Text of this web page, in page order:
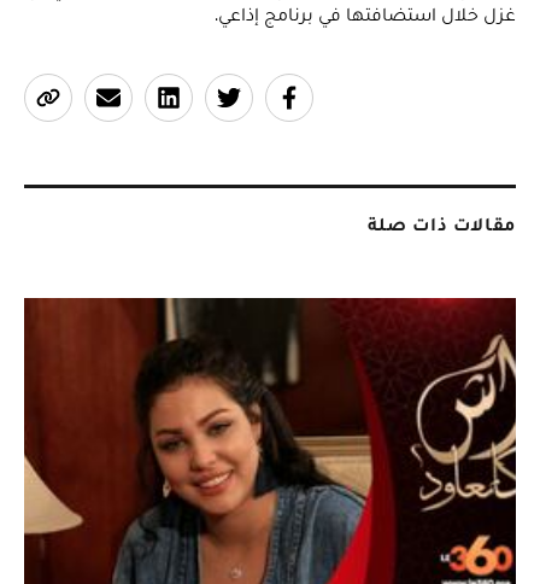
غزل خلال استضافتها في برنامج إذاعي.
مقالات ذات صلة